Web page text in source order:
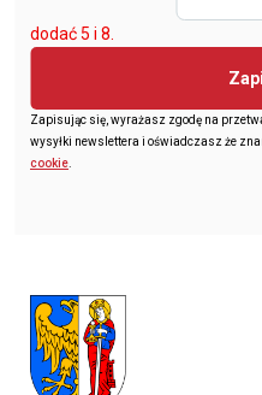
dodać 5 i 8.
Zapisując się, wyrażasz zgodę na
wysyłki newslettera i oświadczasz że
cookie.